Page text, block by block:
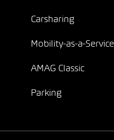
Carsharing
Mobility-as-a-Service
AMAG Classic
Parking